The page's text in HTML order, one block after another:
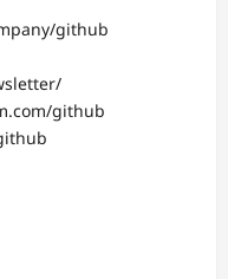
github
github